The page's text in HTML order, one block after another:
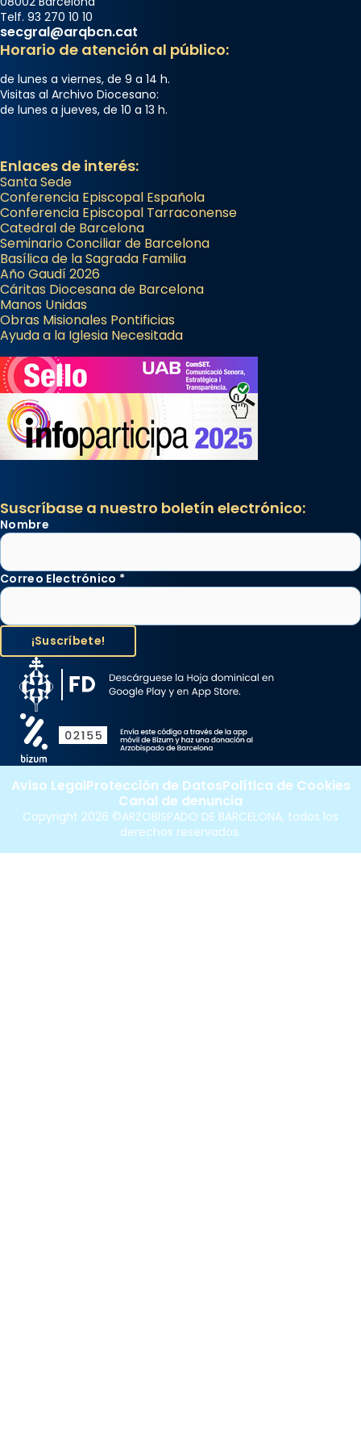
2 weeks ago
Memòria de les santes Juliana i
Semproniana, verges i màrtirs.
Acompanyant la història de sant Cugat, a
partir de l’Edat Mitjana sorgeix la tradició
Semproniana (“relatiu a Semprònia =
eterna”) són deixebles seves. I l’any 1667, el
frare Joan Gaspar Roig, afirma en una obra
que les santes són filles de l’antiga Iluro.
Mataró en reivindicarà les relíq
...Ver más
Foto
View on Facebook
Telf. 93 270 10 10
secgral@arqbcn.cat
Horario de atención al público:
de lunes a viernes, de 9 a 14 h.
Visitas al Archivo Diocesano:
de lunes a jueves, de 10 a 13 h.
Enlaces de interés:
Santa Sede
Conferencia Episcopal Española
Conferencia Episcopal Tarraconense
Catedral de Barcelona
Seminario Conciliar de Barcelona
Basílica de la Sagrada Familia
Año Gaudí 2026
Cáritas Diocesana de Barcelona
Manos Unidas
Obras Misionales Pontificias
Ayuda a la Iglesia Necesitada
Suscríbase a nuestro boletín electrónico:
Nombre
Correo Electrónico *
Copyright 2026 ©ARZOBISPADO DE BARCELONA, todos los
derechos reservados.
Aviso LegalProtección de DatosPolítica de Cookies
Canal de denuncia